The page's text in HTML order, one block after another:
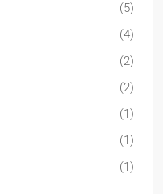
(5)
(4)
(2)
(2)
(1)
(1)
(1)